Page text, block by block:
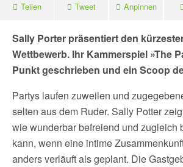
Teilen Tweet Anpinnen
Sally Porter präsentiert den
Wettbewerb. Ihr Kammerspiel »The
Punkt geschrieben und ein Scoop
Partys laufen zuweilen und
selten aus dem Ruder. Sally Potter
wie wunderbar befreiend und zugleich
kann, wenn eine intime
anders verläuft als geplant. Die